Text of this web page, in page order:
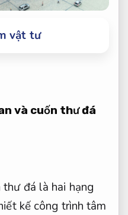
vật tư
và cuốn thư đá
đá là hai hạng
kế công trình tâm